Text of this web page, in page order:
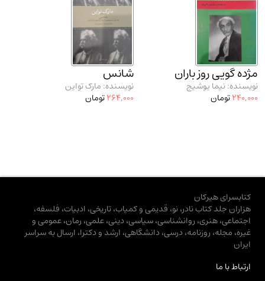
مژده گویی روز باران
نویسنده: نیما یوشیج
240,000تومان
شانس
نویسنده: مارک تواین
264,000تومان
کتابسرای هیرکان
هزاران جلد کتاب نادر، نو، قدیمی و کمیاب، تاریخی، ادبیات، فلسفه،
اجتماعی، هنری، روانشناسی، سیاسی، دینی، علمی، رمان، عمومی و
غیره، مجله، روزنامه، درسی، دانشگاهی، ارشد و دکترا، ارسال به سراسر
ایران
ارتباط با ما